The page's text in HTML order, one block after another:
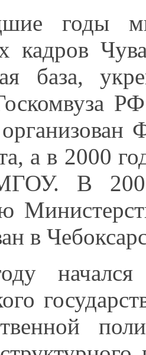
годы
кадров
база,
а в 2000
В
в
начался